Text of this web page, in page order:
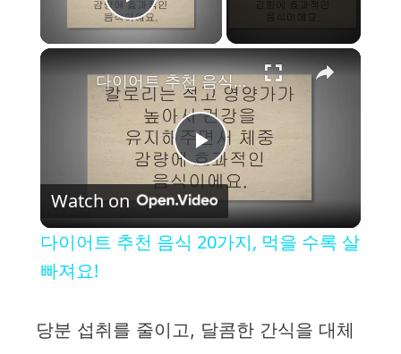
Play Video
×
P
l
y
다이어트 추천 음식 20가지, 먹을 수록 살빠져요!
Watch on
다이어트 추천 음식 20가지, 먹을 수록 살
빠져요!
당분 섭취를 줄이고, 달콤한 간식을 대체